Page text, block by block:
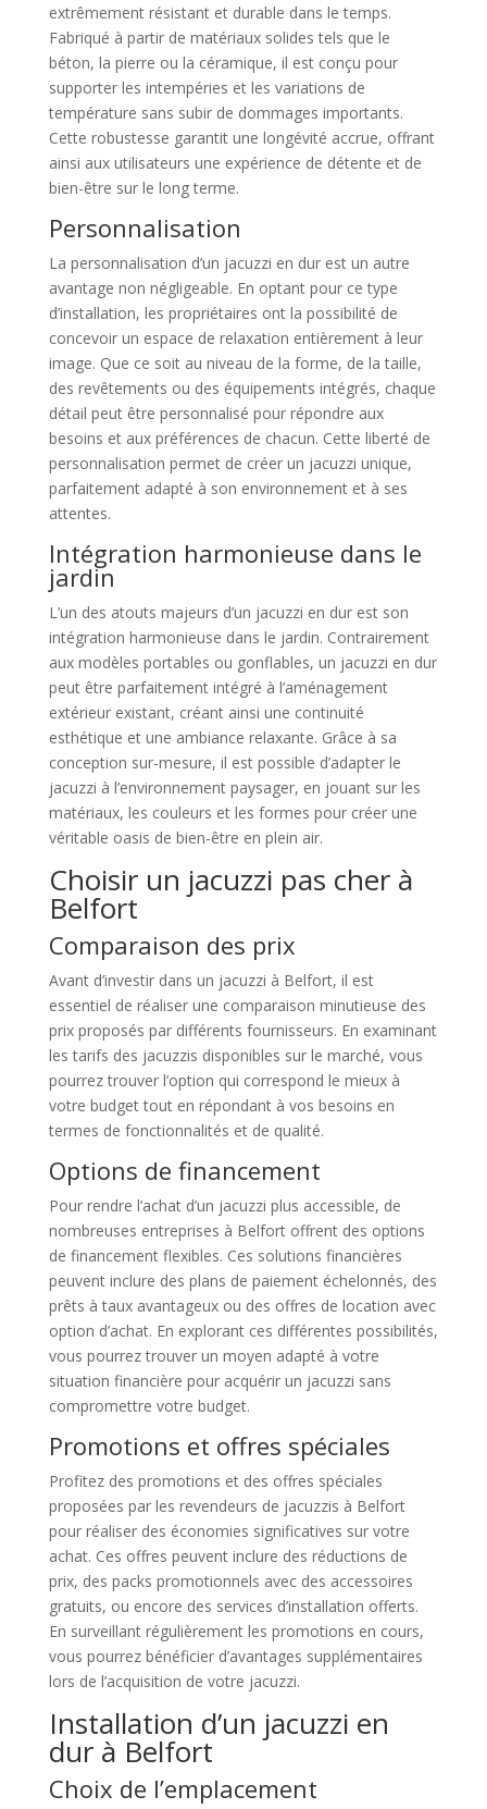
extrêmement résistant et durable dans le temps.
Fabriqué à partir de matériaux solides tels que le
béton, la pierre ou la céramique, il est conçu pour
supporter les intempéries et les variations de
température sans subir de dommages importants.
Cette robustesse garantit une longévité accrue, offrant
ainsi aux utilisateurs une expérience de détente et de
bien-être sur le long terme.
Personnalisation
La personnalisation d’un jacuzzi en dur est un autre
avantage non négligeable. En optant pour ce type
d’installation, les propriétaires ont la possibilité de
concevoir un espace de relaxation entièrement à leur
image. Que ce soit au niveau de la forme, de la taille,
des revêtements ou des équipements intégrés, chaque
détail peut être personnalisé pour répondre aux
besoins et aux préférences de chacun. Cette liberté de
personnalisation permet de créer un jacuzzi unique,
parfaitement adapté à son environnement et à ses
attentes.
Intégration harmonieuse dans le
jardin
L’un des atouts majeurs d’un jacuzzi en dur est son
intégration harmonieuse dans le jardin. Contrairement
aux modèles portables ou gonflables, un jacuzzi en dur
peut être parfaitement intégré à l’aménagement
extérieur existant, créant ainsi une continuité
esthétique et une ambiance relaxante. Grâce à sa
conception sur-mesure, il est possible d’adapter le
jacuzzi à l’environnement paysager, en jouant sur les
matériaux, les couleurs et les formes pour créer une
véritable oasis de bien-être en plein air.
Choisir un jacuzzi pas cher à
Belfort
Comparaison des prix
Avant d’investir dans un jacuzzi à Belfort, il est
essentiel de réaliser une comparaison minutieuse des
prix proposés par différents fournisseurs. En examinant
les tarifs des jacuzzis disponibles sur le marché, vous
pourrez trouver l’option qui correspond le mieux à
votre budget tout en répondant à vos besoins en
termes de fonctionnalités et de qualité.
Options de financement
Pour rendre l’achat d’un jacuzzi plus accessible, de
nombreuses entreprises à Belfort offrent des options
de financement flexibles. Ces solutions financières
peuvent inclure des plans de paiement échelonnés, des
prêts à taux avantageux ou des offres de location avec
option d’achat. En explorant ces différentes possibilités,
vous pourrez trouver un moyen adapté à votre
situation financière pour acquérir un jacuzzi sans
compromettre votre budget.
Promotions et offres spéciales
Profitez des promotions et des offres spéciales
proposées par les revendeurs de jacuzzis à Belfort
pour réaliser des économies significatives sur votre
achat. Ces offres peuvent inclure des réductions de
prix, des packs promotionnels avec des accessoires
gratuits, ou encore des services d’installation offerts.
En surveillant régulièrement les promotions en cours,
vous pourrez bénéficier d’avantages supplémentaires
lors de l’acquisition de votre jacuzzi.
Installation d’un jacuzzi en
dur à Belfort
Choix de l’emplacement